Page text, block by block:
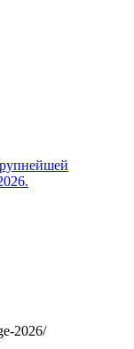
2026/